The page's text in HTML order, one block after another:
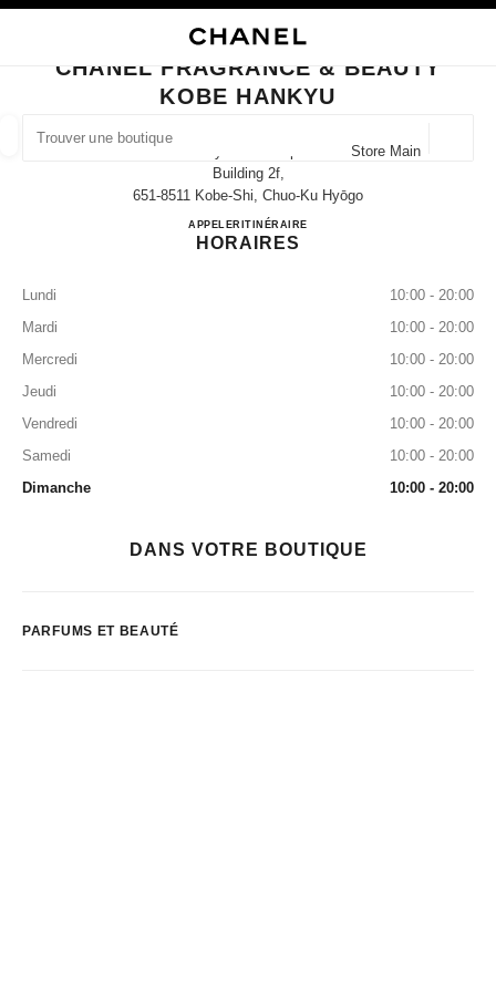
TROUVER UNE BOUTIQUE
Les suggestions sont affichées sous cette barre de recherche
FERMER LA FICHE BOUTIQUE CHANEL FRAGRANCE & BEAUTY KOBE
CHANEL FRAGRANCE & BEAUTY
KOBE HANKYU
8-1-8 Onoe-Dori Hankyu Kobe Department Store Main
Building 2f,
651-8511 Kobe-Shi, Chuo-Ku Hyōgo
APPELER078-251-2875
ITINÉRAIRECHANEL FRAGRANCE &
HORAIRES
Lundi
10:00 - 20:00
Mardi
10:00 - 20:00
Mercredi
10:00 - 20:00
Jeudi
10:00 - 20:00
Vendredi
10:00 - 20:00
Samedi
10:00 - 20:00
Dimanche
10:00 - 20:00
DANS VOTRE BOUTIQUE
PARFUMS ET BEAUTÉ
LUNETTES HORLOGERIE ET JOAILLERIE